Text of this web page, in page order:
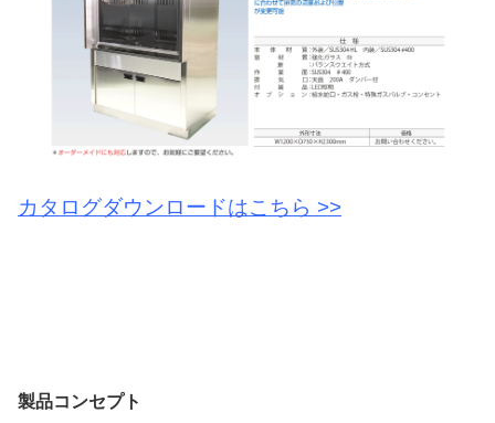
カタログダウンロードはこちら >>
製品コンセプト